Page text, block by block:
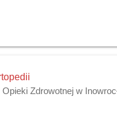
Zdrowotnej w